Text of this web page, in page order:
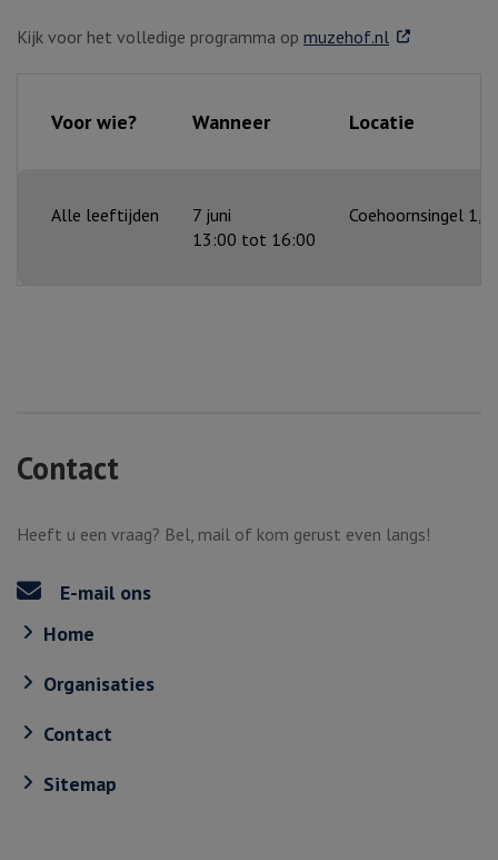
Kijk voor het volledige programma op muzehof.nl . Externe link
Voor wie? Wanneer Locatie
Alle leeftijden
7 juni
13:00 tot 16:00
Coehoornsingel 1,
Contact
Heeft u een vraag? Bel, mail of kom gerust even langs!
E-mail ons
Home
Organisaties
Contact
Sitemap